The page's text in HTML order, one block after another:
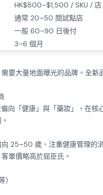
HK$800–$1,500 / SKU / 店
通常 20–50 間試點店
一般 60–90 日後付
3–6 個月
要大量地面曝光的品牌。全新
偏向「健康」與「藥妝」，在
25–50 歲、注重健康管理的
單價略高於屈臣氏。